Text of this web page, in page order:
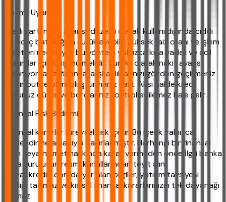
Önemli Uyarı
Kredi kartı nakit avansı, düzenli olarak kullanıldığında ciddi
bir borç bataklığına sürükleyebilir. Yüksek faiz oranı ve işlem
ücretleri nedeniyle, bu yöntem yalnızca kısa vadeli ve acil
durumlar için düşünülmelidir. Sürekli olarak nakit avans
kullanıyorsanız, finansal alışkanlıklarınızı gözden geçirmeniz
ve bir bütçe planı oluşturmanız şart. Aksi halde kredi
notunuz düşer ve borçlarınız kontrol edilemez hale gelir.
Finansal Risk Bildirimi
Finansal kararlar bireysel risk içerir. Bu içerik yalnızca
bilgilendirme amacıyla hazırlanmıştır. Herhangi bir finansal
ürün veya hizmet hakkında karar vermeden önce İlgili banka
veya kuruluşun resmi kanallarından teyit alın.
ihtiyackredisi.com'da yer alan bilgiler, yatırım tavsiyesi
niteliği taşımaz ve kişisel finansal kararlarınızın tek dayanağı
olamaz.